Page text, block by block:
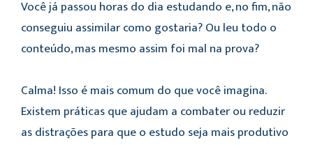
Você já passou horas do dia estudando e, no fim, não
conseguiu assimilar como gostaria? Ou leu todo o
conteúdo, mas mesmo assim foi mal na prova?
Calma! Isso é mais comum do que você imagina.
Existem práticas que ajudam a combater ou reduzir
as distrações para que o estudo seja mais produtivo